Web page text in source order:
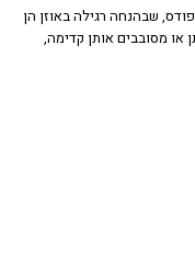
שבהנחה רגילה באוזן הן
או מסובבים אותן קדימה,